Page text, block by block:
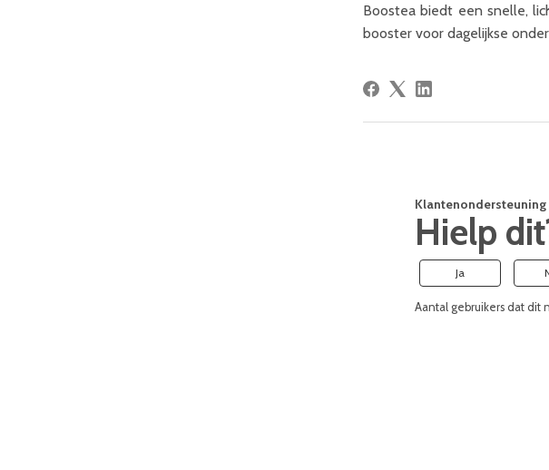
Boostea biedt een snelle,
booster voor dagelijkse
Klantenondersteuning
Hielp
Ja
Aantal gebruikers dat dit